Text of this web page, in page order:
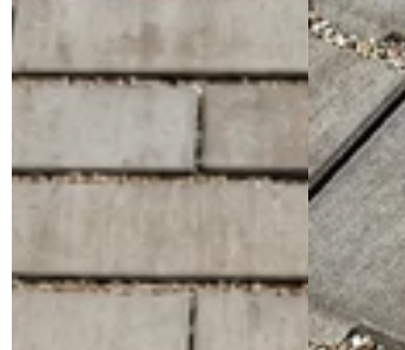
Propojte přírodu a bydlení i vy – dopřejte svému prostoru
zeleň bez kompromisů.